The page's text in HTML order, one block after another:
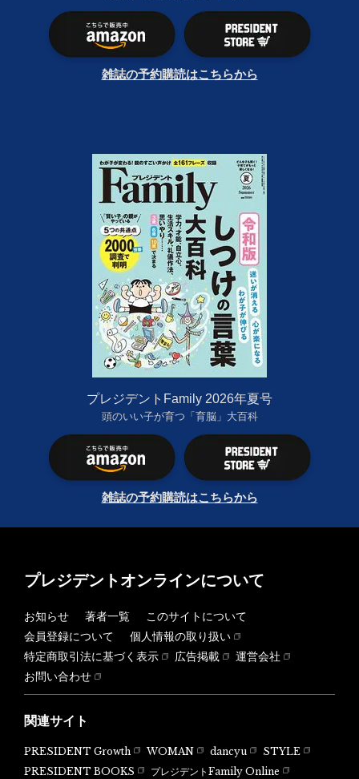
雑誌の予約購読はこちらから
プレジデントFamily 2026年夏号
頭のいい子が育つ「育脳」大百科
雑誌の予約購読はこちらから
プレジデントオンラインについて
お知らせ 著者一覧
このサイトについて
会員登録について
個人情報の取り扱い
特定商取引法に基づく表示
広告掲載
運営会社
お問い合わせ
関連サイト
PRESIDENT Growth WOMAN dancyu
STYLE
PRESIDENT BOOKS
プレジデントFamily Online